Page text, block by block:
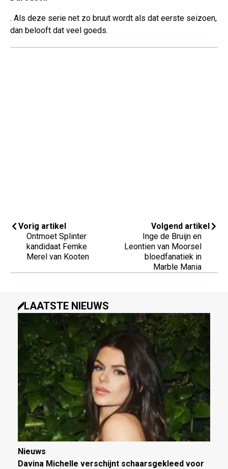
. Als deze serie net zo bruut wordt als dat eerste seizoen,
dan belooft dat veel goeds.
Vorig artikel
Ontmoet Splinter
kandidaat Femke
Merel van Kooten
Volgend artikel
Inge de Bruijn en
Leontien van Moorsel
bloedfanatiek in
Marble Mania
LAATSTE NIEUWS
Nieuws
Davina Michelle verschijnt schaarsgekleed voor